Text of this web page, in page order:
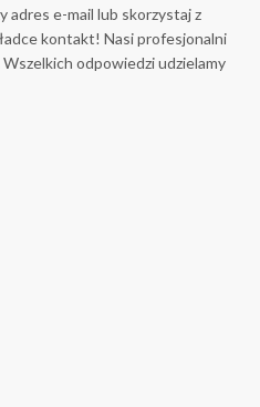
adres e-mail lub skorzystaj z
kontakt! Nasi profesjonalni
odpowiedzi udzielamy